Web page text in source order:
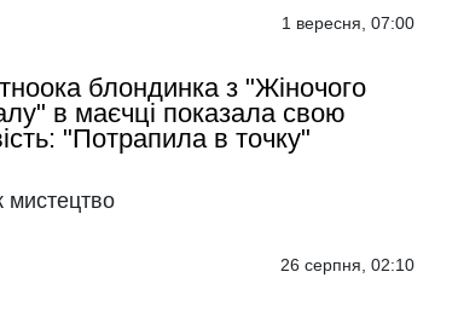
1 вересня, 07:00
блондинка з "Жіночого
в маєчці показала свою
"Потрапила в точку"
мистецтво
26 серпня, 02:10